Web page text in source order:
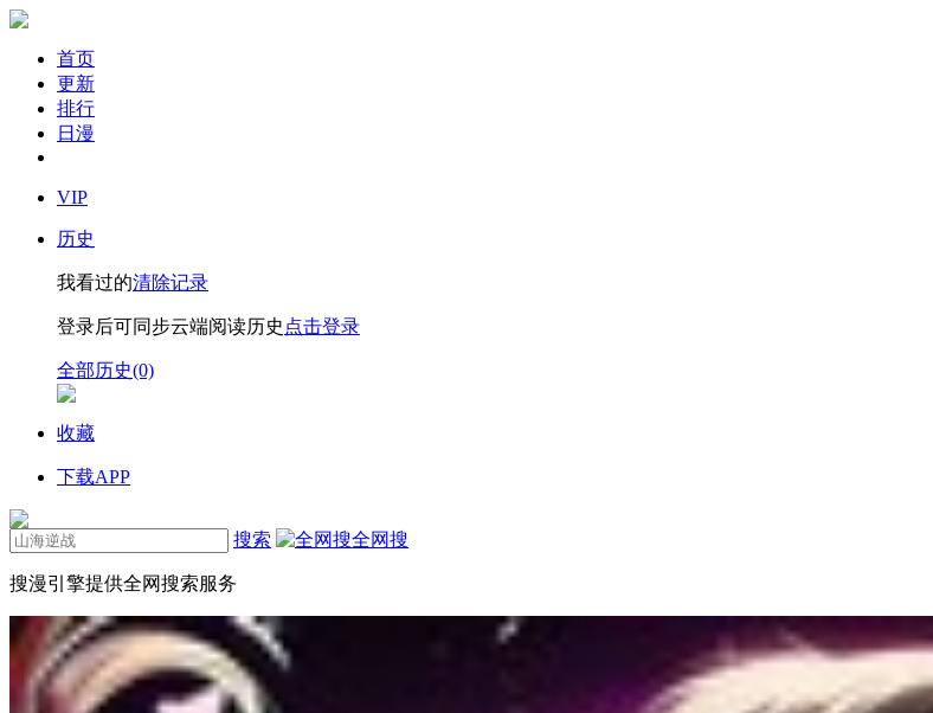
首页
更新
排行
日漫
VIP
历史
我看过的清除记录
登录后可同步云端阅读历史 点击登录
全部历史(0)
收藏
下载APP
搜索 全网搜
搜漫引擎提供全网搜索服务